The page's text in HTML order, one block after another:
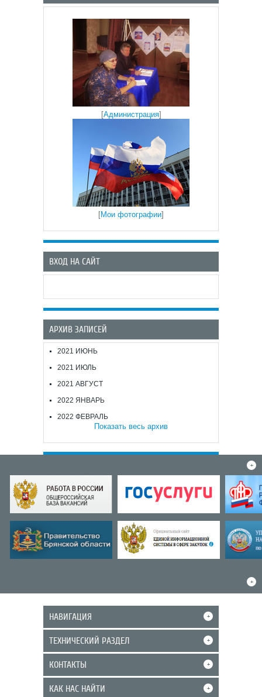
[Администрация]
[Мои фотографии]
ВХОД НА САЙТ
АРХИВ ЗАПИСЕЙ
2021 ИЮНЬ
2021 ИЮЛЬ
2021 АВГУСТ
2022 ЯНВАРЬ
2022 ФЕВРАЛЬ
Показать весь архив
+
+
НАВИГАЦИЯ +
ТЕХНИЧЕСКИЙ РАЗДЕЛ +
КОНТАКТЫ +
КАК НАС НАЙТИ +